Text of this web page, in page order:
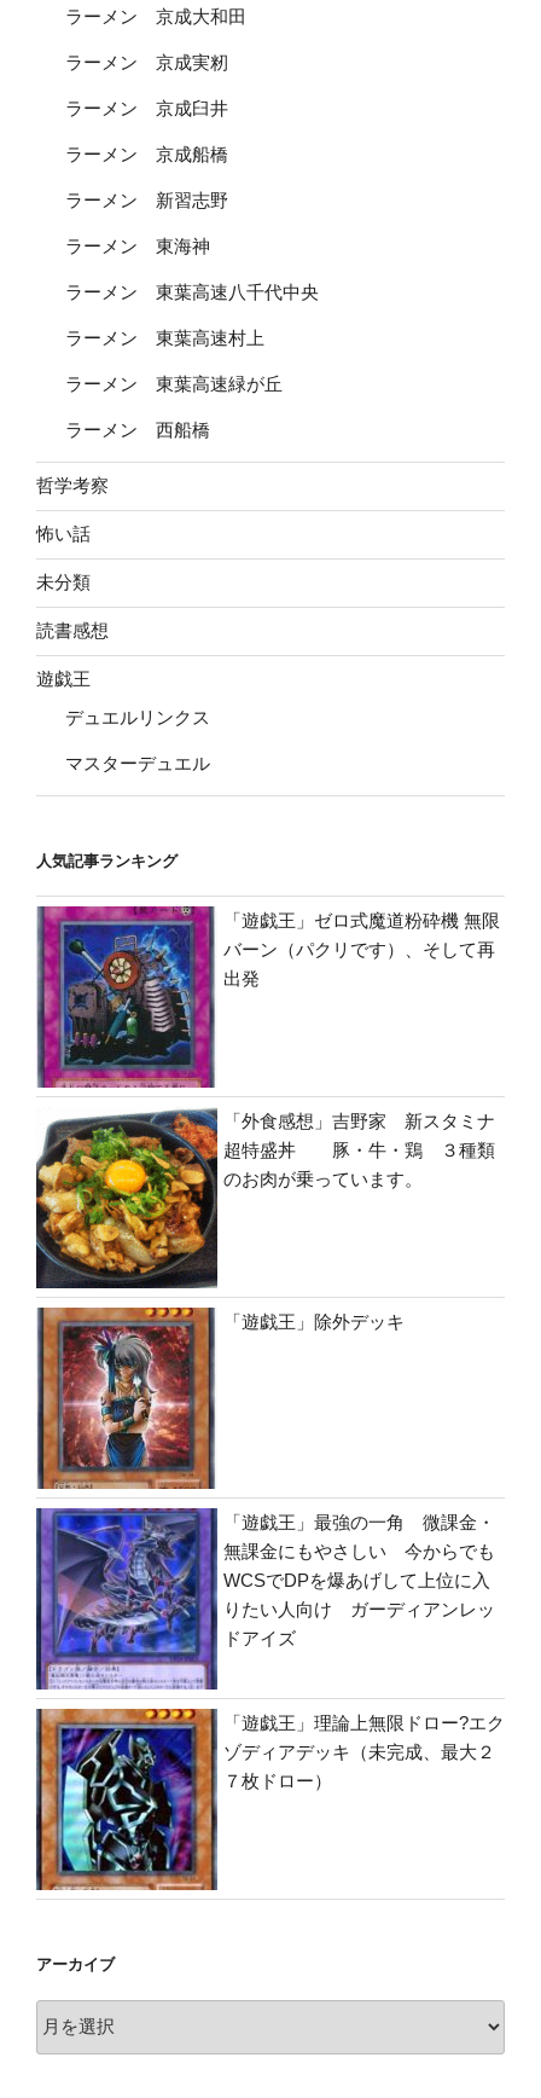
ラーメン 京成大和田
ラーメン 京成実籾
ラーメン 京成臼井
ラーメン 京成船橋
ラーメン 新習志野
ラーメン 東海神
ラーメン 東葉高速八千代中央
ラーメン 東葉高速村上
ラーメン 東葉高速緑が丘
ラーメン 西船橋
哲学考察
怖い話
未分類
読書感想
遊戯王
デュエルリンクス
マスターデュエル
人気記事ランキング
「遊戯王」ゼロ式魔道粉砕機 無限
バーン（パクリです）、そして再
出発
「外食感想」吉野家 新スタミナ
超特盛丼 豚・牛・鶏 ３種類
のお肉が乗っています。
「遊戯王」除外デッキ
「遊戯王」最強の一角 微課金・
無課金にもやさしい 今からでも
WCSでDPを爆あげして上位に入
りたい人向け ガーディアンレッ
ドアイズ
「遊戯王」理論上無限ドロー?エク
ゾディアデッキ（未完成、最大２
７枚ドロー）
アーカイブ
ア